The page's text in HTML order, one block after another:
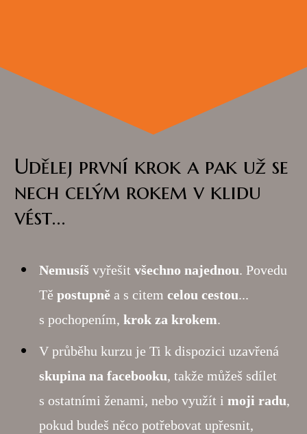
Udělej první krok a pak už se
nech celým rokem v klidu
vést...
Nemusíš vyřešitvšechno najednou. Povedu
Těpostupně a s citemcelou cestou...
s pochopením,krok za krokem.
V průběhu kurzu je Ti k dispozici uzavřená
skupina na facebooku, takže můžeš sdílet
s ostatními ženami, nebo využít imoji radu,
pokud budeš něco potřebovat upřesnit,